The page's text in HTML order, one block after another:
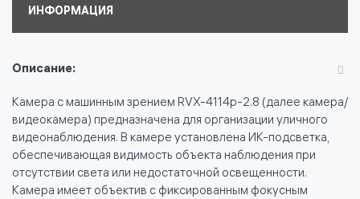
ИНФОРМАЦИЯ
Описание:
Камера с машинным зрением RVX-4114p-2.8 (далее камера/
видеокамера) предназначена для организации уличного
видеонаблюдения. В камере установлена ИК-подсветка,
обеспечивающая видимость объекта наблюдения при
отсутствии света или недостаточной освещенности.
Камера имеет объектив с фиксированным фокусным